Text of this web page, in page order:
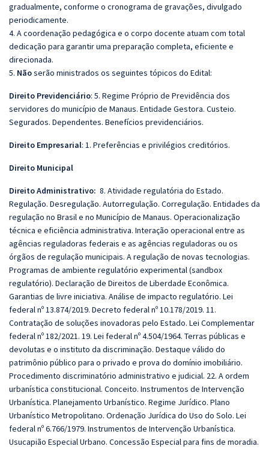
gradualmente, conforme o cronograma de gravações, divulgado
periodicamente.
4. A coordenação pedagógica e o corpo docente atuam com total
dedicação para garantir uma preparação completa, eficiente e
direcionada.
5. Nãoserão ministrados os seguintes tópicos do Edital:
Direito Previdenciário: 5. Regime Próprio de Previdência dos
servidores do município de Manaus. Entidade Gestora. Custeio.
Segurados. Dependentes. Benefícios previdenciários.
Direito Empresarial: 1. Preferências e privilégios creditórios.
Direito Municipal
Direito Administrativo: 8. Atividade regulatória do Estado.
Regulação. Desregulação. Autorregulação. Corregulação. Entidades da
regulação no Brasil e no Município de Manaus. Operacionalização
técnica e eficiência administrativa. Interação operacional entre as
agências reguladoras federais e as agências reguladoras ou os
órgãos de regulação municipais. A regulação de novas tecnologias.
Programas de ambiente regulatório experimental (sandbox
regulatório). Declaração de Direitos de Liberdade Econômica.
Garantias de livre iniciativa. Análise de impacto regulatório. Lei
federal nº 13.874/2019. Decreto federal nº 10.178/2019. 11.
Contratação de soluções inovadoras pelo Estado. Lei Complementar
federal nº 182/2021. 19. Lei federal nº 4.504/1964. Terras públicas e
devolutas e o instituto da discriminação. Destaque válido do
patrimônio público para o privado e prova do domínio imobiliário.
Procedimento discriminatório administrativo e judicial. 22. A ordem
urbanística constitucional. Conceito. Instrumentos de Intervenção
Urbanística. Planejamento Urbanístico. Regime Jurídico. Plano
Urbanístico Metropolitano. Ordenação Jurídica do Uso do Solo. Lei
federal nº 6.766/1979. Instrumentos de Intervenção Urbanística.
Usucapião Especial Urbano. Concessão Especial para fins de moradia.